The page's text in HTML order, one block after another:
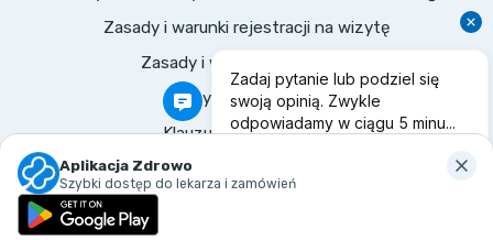
Aplikacja Zdrowo
Szybki dostęp do lekarza i zamówień
©2026Zdrowo.
Zasady i warunki rejestracji na wizytę
Zasady i warunki konsultacji
Polityka prywatności
Klauzule informacyjne
Tworzymy zdrową przyszłość!